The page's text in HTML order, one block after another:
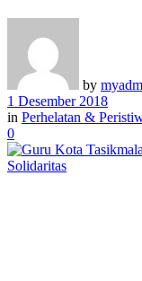
by
1 Desember 2018
in Perhelatan &
0